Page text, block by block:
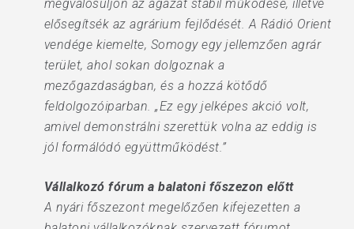
megvalósuljon az ágazat stabil működése, illetve
elősegítsék az agrárium fejlődését. A Rádió Orient
vendége kiemelte, Somogy egy jellemzően agrár
terület, ahol sokan dolgoznak a
mezőgazdaságban, és a hozzá kötődő
feldolgozóiparban. „Ez egy jelképes akció volt,
amivel demonstrálni szerettük volna az eddig is
jól formálódó együttműködést.”
Vállalkozó fórum a balatoni főszezon előtt
A nyári főszezont megelőzően kifejezetten a